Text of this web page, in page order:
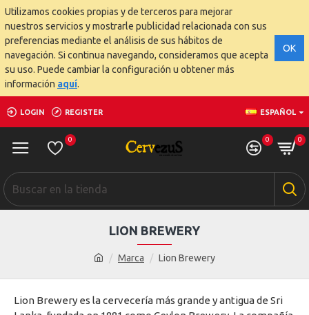
Utilizamos cookies propias y de terceros para mejorar
nuestros servicios y mostrarle publicidad relacionada con sus
preferencias mediante el análisis de sus hábitos de
navegación. Si continua navegando, consideramos que acepta
su uso. Puede cambiar la configuración u obtener más
información aquí.
OK
LOGIN REGISTER ESPAÑOL
0 0 0
Marca Lion Brewery
LION BREWERY
Lion Brewery es la cervecería más grande y antigua de Sri